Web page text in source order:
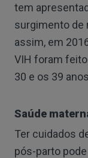
tem
surgimento de
assim, em
VIH foram
30 e os 39
Saúde
Ter cuidados
pós-parto